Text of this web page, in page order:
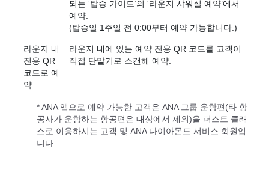
되는 ‘탑승 가이드’의 '라운지 샤워실 예약’에서
예약.
(탑승일 1주일 전 0:00부터 예약 가능합니다.)
라운지 내
전용 QR
코드로 예
약
라운지 내에 있는 예약 전용 QR 코드를 고객이
직접 단말기로 스캔해 예약.
* ANA 앱으로 예약 가능한 고객은 ANA 그룹 운항편(타 항
공사가 운항하는 항공편은 대상에서 제외)을 퍼스트 클래
스로 이용하시는 고객 및 ANA 다이아몬드 서비스 회원입
니다.